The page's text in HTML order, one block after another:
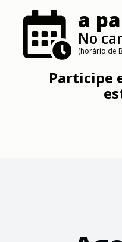
a
No
(horário de
Participe